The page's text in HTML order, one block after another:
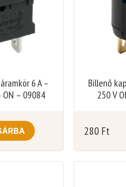
6 A –
ON – 09084
Billenő
250 V
280 Ft